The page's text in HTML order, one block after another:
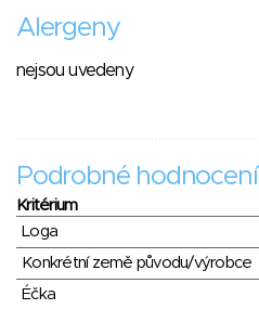
Alergeny
nejsou uvedeny
Podrobné hodnocení
Kritérium
Loga
Konkrétní země původu/výrobce
Éčka